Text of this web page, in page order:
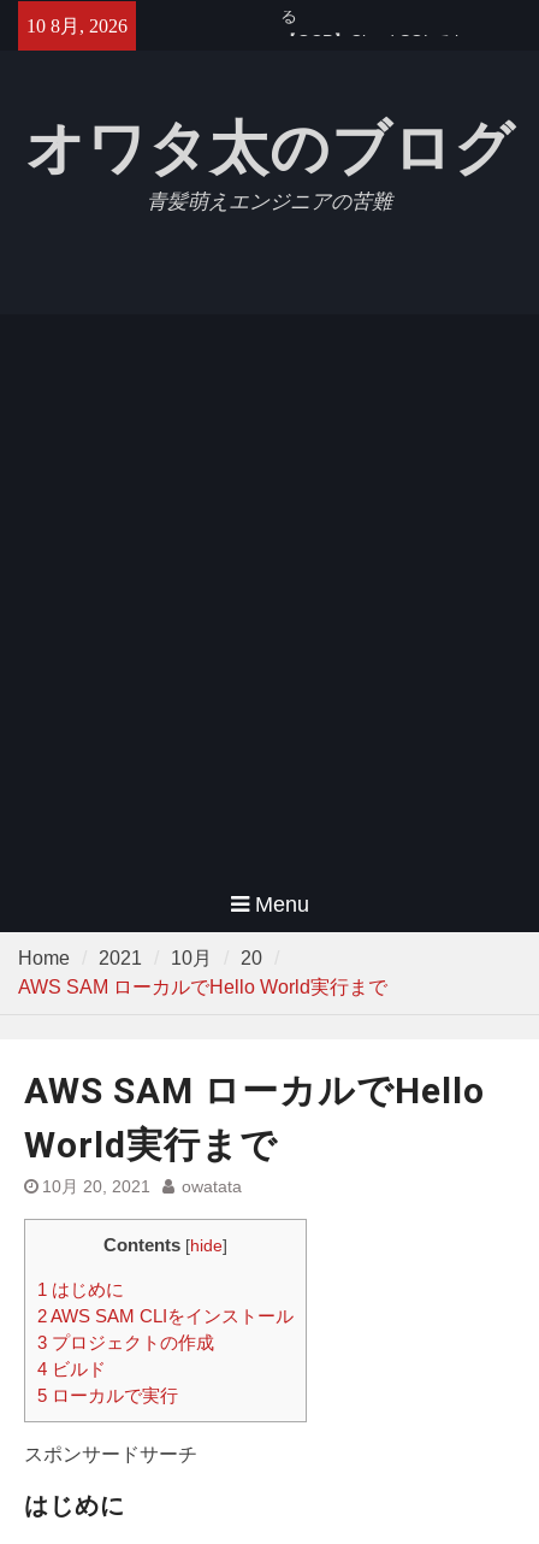
10 8月, 2026
【GCP】Cloud SQLでtimezone
Azure Database for MySQL (フ
レキシブルサーバー)で
max_allowed_packetを設定す
る
オワタ太のブログ
青髪萌えエンジニアの苦難
Menu
Home 2021 10月
20
AWS SAM ローカルでHello World実行まで
AWS SAM ローカルでHello
World実行まで
10月 20, 2021 owatata
Contents [hide]
1 はじめに
2AWS SAM CLIをインストール
3 プロジェクトの作成
4 ビルド
5 ローカルで実行
スポンサードサーチ
はじめに